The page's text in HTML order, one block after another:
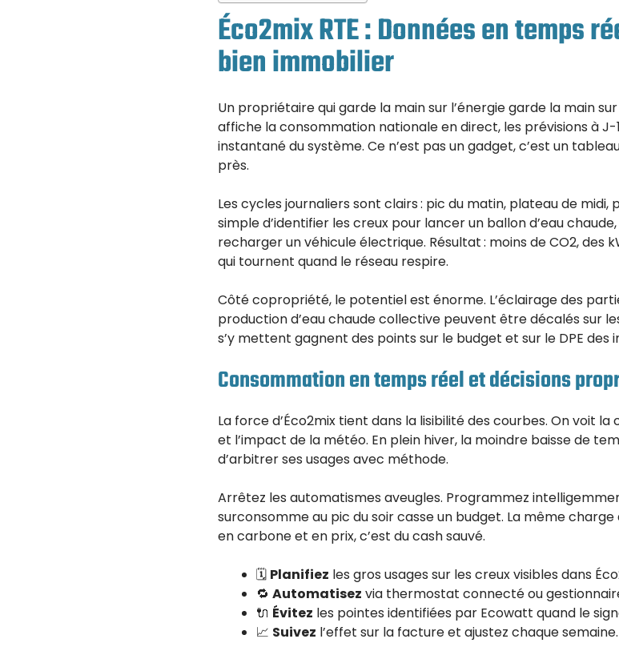
Éco2mix RTE : Données en temps
bien immobilier
Un propriétaire qui garde la main sur l’énergie garde la main
affiche la consommation nationale en direct, les prévisions à J-
instantané du système. Ce n’est pas un gadget, c’est un
près.
Les cycles journaliers sont clairs : pic du matin, plateau de midi,
simple d’identifier les creux pour lancer un ballon d’eau
recharger un véhicule électrique. Résultat : moins de CO2, des
qui tournent quand le réseau respire.
Côté copropriété, le potentiel est énorme. L’éclairage des
production d’eau chaude collective peuvent être décalés sur
s’y mettent gagnent des points sur le budget et sur le DPE des
Consommation en temps réel et décisions
La force d’Éco2mix tient dans la lisibilité des courbes. On voit
et l’impact de la météo. En plein hiver, la moindre baisse de
d’arbitrer ses usages avec méthode.
Arrêtez les automatismes aveugles. Programmez
surconsomme au pic du soir casse un budget. La même
en carbone et en prix, c’est du cash sauvé.
🗓️ Planifiez les gros usages sur les creux visibles dans
🔁 Automatisez via thermostat connecté ou
🔌 Évitez les pointes identifiées par Ecowatt quand le
📈 Suivez l’effet sur la facture et ajustez chaque semaine.